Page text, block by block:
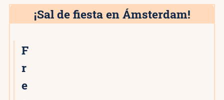
¡Sal de fiesta en Ámsterdam!
F
r
e